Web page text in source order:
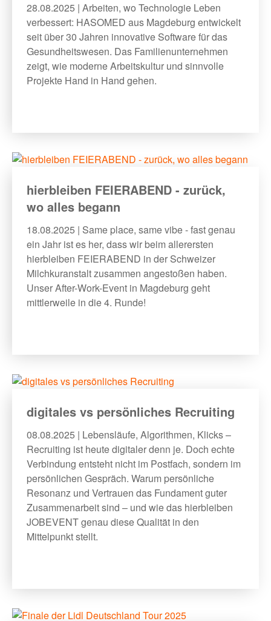
28.08.2025 | Arbeiten, wo Technologie Leben
verbessert: HASOMED aus Magdeburg entwickelt
seit über 30 Jahren innovative Software für das
Gesundheitswesen. Das Familienunternehmen
zeigt, wie moderne Arbeitskultur und sinnvolle
Projekte Hand in Hand gehen.
hierbleiben FEIERABEND - zurück,
wo alles begann
18.08.2025 | Same place, same vibe - fast genau
ein Jahr ist es her, dass wir beim allerersten
hierbleiben FEIERABEND in der Schweizer
Milchkuranstalt zusammen angestoßen haben.
Unser After-Work-Event in Magdeburg geht
mittlerweile in die 4. Runde!
digitales vs persönliches Recruiting
08.08.2025 | Lebensläufe, Algorithmen, Klicks –
Recruiting ist heute digitaler denn je. Doch echte
Verbindung entsteht nicht im Postfach, sondern im
persönlichen Gespräch. Warum persönliche
Resonanz und Vertrauen das Fundament guter
Zusammenarbeit sind – und wie das hierbleiben
JOBEVENT genau diese Qualität in den
Mittelpunkt stellt.